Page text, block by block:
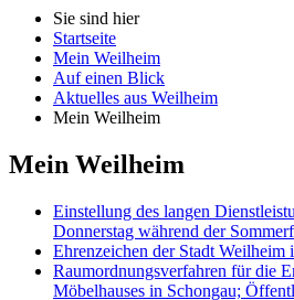
Sie sind hier
Startseite
Mein Weilheim
Auf einen Blick
Aktuelles aus Weilheim
Mein Weilheim
Mein Weilheim
Einstellung des langen
Donnerstag während der
Ehrenzeichen der Stadt Weilheim
Raumordnungsverfahren für die
Möbelhauses in Schongau;